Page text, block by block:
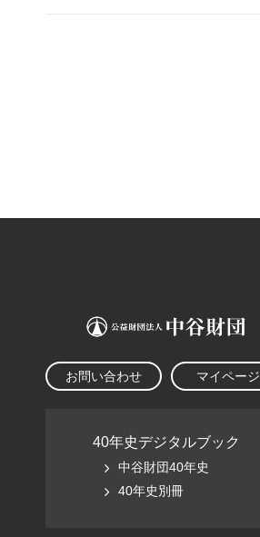
お問い合わせ マイページ
40年史デジタルブック
中谷財団40年史
40年史別冊